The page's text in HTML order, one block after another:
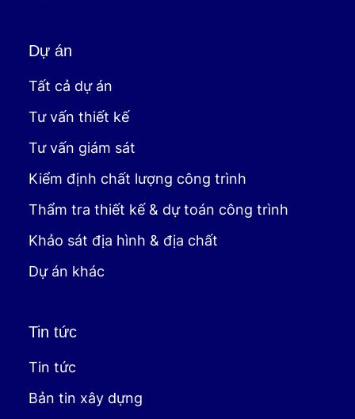
Dự án
Tất cả dự án
Tư vấn thiết kế
Tư vấn giám sát
Kiểm định chất lượng công trình
Thẩm tra thiết kế & dự toán công trình
Khảo sát địa hình & địa chất
Dự án khác
Tin tức
Tin tức
Bản tin xây dựng